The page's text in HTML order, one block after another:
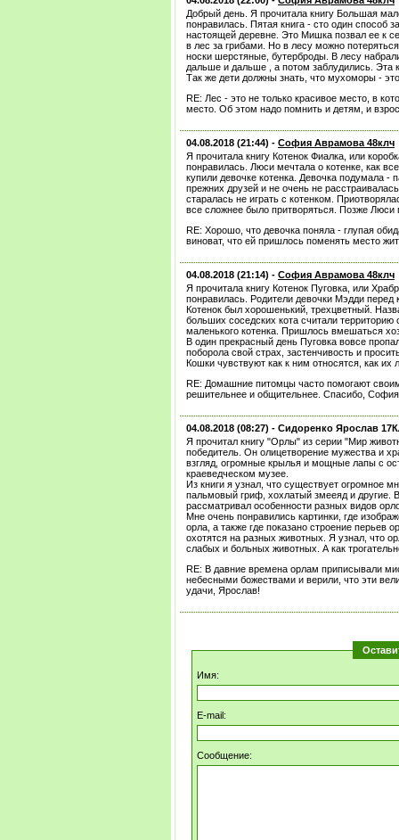
Добрый день. Я прочитала книгу Большая
понравилась. Пятая книга - сто один способ
настоящей деревне. Это Мишка позвал ее к
в лес за грибами. Но в лесу можно
носки шерстяные, бутерброды. В лесу
дальше и дальше , а потом заблудились. Эта
Так же дети должны знать, что мухоморы -
RE: Лес - это не только красивое место, в
место. Об этом надо помнить и детям, и
04.08.2018 (21:44) - София Аврамова 48клч
Я прочитала книгу Котенок Фиалка, или
понравилась. Люси мечтала о котенке, как
купили девочке котенка. Девочка подумала
прежних друзей и не очень не
старалась не играть с котенком.
все сложнее было притворяться. Позже Люси
RE: Хорошо, что девочка поняла - глупая
виноват, что ей пришлось поменять место
04.08.2018 (21:14) - София Аврамова 48клч
Я прочитала книгу Котенок Пуговка, или
понравилась. Родители девочки Мэдди перед
Котенок был хорошенький, трехцветный.
больших соседских кота считали
маленького котенка. Пришлось вмешаться
В один прекрасный день Пуговка вовсе
поборола свой страх, застенчивость и
Кошки чувствуют как к ним относятся, как их
RE: Домашние питомцы часто помогают
решительнее и общительнее. Спасибо,
04.08.2018 (08:27) - Сидоренко Ярослав
Я прочитал книгу "Орлы" из серии "Мир
победитель. Он олицетворение мужества и
взгляд, огромные крылья и мощные лапы с
краеведческом музее.
Из книги я узнал, что существует огромное
пальмовый гриф, хохлатый змееяд и другие.
рассматривал особенности разных видов
Мне очень понравились картинки, где
орла, а также где показано строение перьев
охотятся на разных животных. Я узнал, что
слабых и больных животных. А как
RE: В давние времена орлам приписывали
небесными божествами и верили, что эти
удачи, Ярослав!
Имя:
E-mail:
Сообщение: